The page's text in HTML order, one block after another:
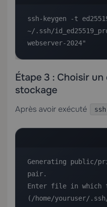
ssh-keygen -t
~/.ssh/
webserver-2024"
Étape 3 : Choisir
stockage
Après avoir exécuté
Generating public/
pair.
Enter file in which
(/home/youruser/